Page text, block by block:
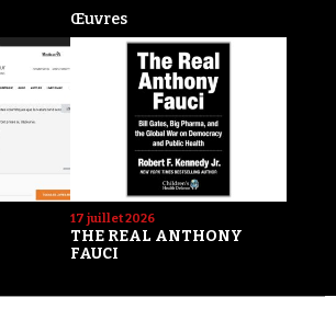
Œuvres
17 juillet 2026
THE REAL ANTHONY
FAUCI